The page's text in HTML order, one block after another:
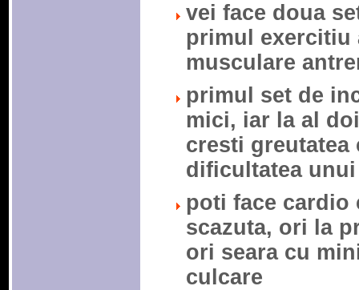
vei face doua
primul exercitiu
musculare
primul set de
mici, iar la al
cresti greutatea
dificultatea
poti face cardio
scazuta, ori la
ori seara cu
culcare